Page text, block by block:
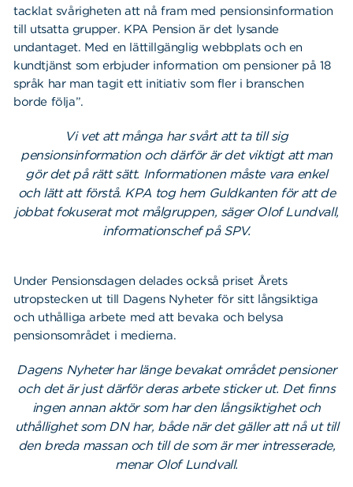
tacklat svårigheten att nå fram med pensionsinformation
till utsatta grupper. KPA Pension är det lysande
undantaget. Med en lättillgänglig webbplats och en
kundtjänst som erbjuder information om pensioner på 18
språk har man tagit ett initiativ som fler i branschen
borde följa”.
Vi vet att många har svårt att ta till sig
pensionsinformation och därför är det viktigt att man
gör det på rätt sätt. Informationen måste vara enkel
och lätt att förstå. KPA tog hem Guldkanten för att de
jobbat fokuserat mot målgruppen, säger Olof Lundvall,
informationschef på SPV.
Under Pensionsdagen delades också priset Årets
utropstecken ut till Dagens Nyheter för sitt långsiktiga
och uthålliga arbete med att bevaka och belysa
pensionsområdet i medierna.
Dagens Nyheter har länge bevakat området pensioner
och det är just därför deras arbete sticker ut. Det finns
ingen annan aktör som har den långsiktighet och
uthållighet som DN har, både när det gäller att nå ut till
den breda massan och till de som är mer intresserade,
menar Olof Lundvall.